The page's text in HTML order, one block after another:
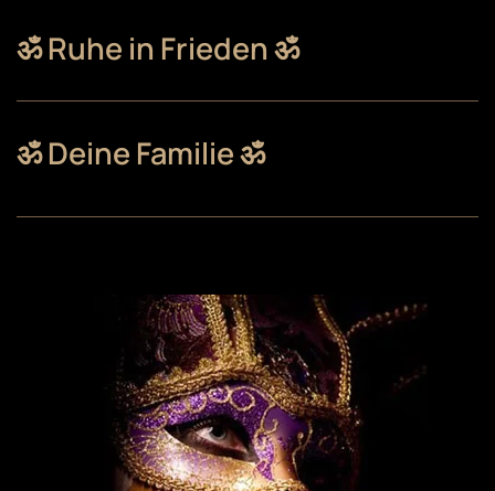
ॐ Ruhe in Frieden ॐ
ॐ Deine Familie ॐ